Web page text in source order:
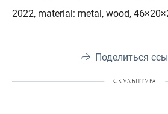
2022, material: metal, wood,
Поделиться
СКУЛЬПТУРА